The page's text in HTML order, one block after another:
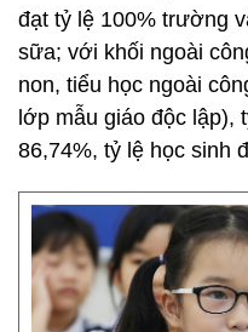
đạt tỷ lệ 100% trường
sữa; với khối ngoài
non, tiểu học ngoài
lớp mẫu giáo độc lập),
86,74%, tỷ lệ học sinh